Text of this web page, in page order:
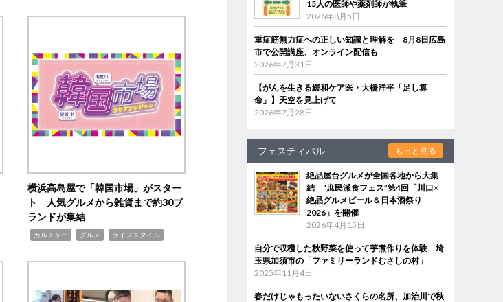
横浜高島屋で「韓国市場」がスター
ト 人気グルメから雑貨まで約30ブ
ランドが集結
カルチャー グルメ ライフスタイル
15人の医師や薬剤師が執筆
2026年8月5日
重症筋無力症への正しい知識と理解を 8月8日広島
市で公開講座、オンライン配信も
2026年7月31日
【がんを生きる緩和ケア医・大橋洋平「足し算
命」】天空を見上げて
2026年7月28日
フェスティバル もっと見る
絶品屋台グルメが全国各地から大集
結 “庶民派食フェス”第4回「川口×
絶品グルメビール＆日本酒祭り
2026」を開催
2026年4月15日
自分で収穫した秋野菜を使って芋煮作りを体験 埼
玉県加須市の「ファミリーランドむさしの村」
2025年11月4日
春だけじゃもったいないさくらの名所、加治川で秋